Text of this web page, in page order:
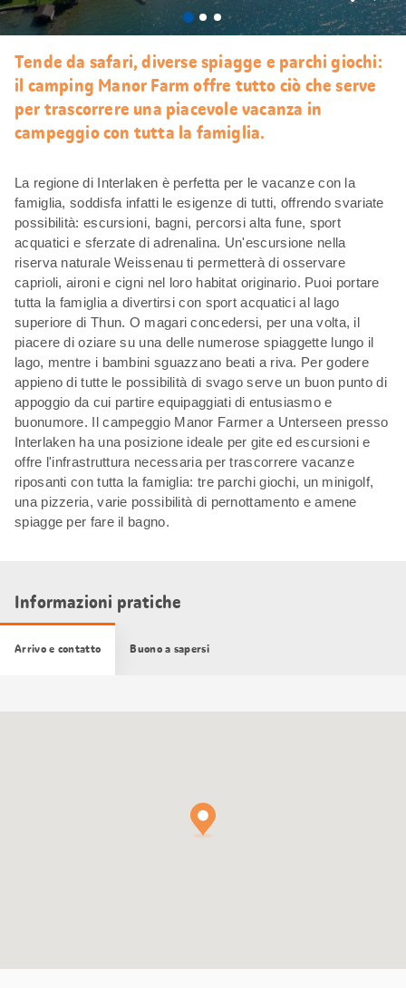
Mi
piace
Tende da safari, diverse spiagge e parchi giochi:
il camping Manor Farm offre tutto ciò che serve
per trascorrere una piacevole vacanza in
campeggio con tutta la famiglia.
La regione di Interlaken è perfetta per le vacanze con la
famiglia, soddisfa infatti le esigenze di tutti, offrendo svariate
possibilità: escursioni, bagni, percorsi alta fune, sport
acquatici e sferzate di adrenalina. Un'escursione nella
riserva naturale Weissenau ti permetterà di osservare
caprioli, aironi e cigni nel loro habitat originario. Puoi portare
tutta la famiglia a divertirsi con sport acquatici al lago
superiore di Thun. O magari concedersi, per una volta, il
piacere di oziare su una delle numerose spiaggette lungo il
lago, mentre i bambini sguazzano beati a riva. Per godere
appieno di tutte le possibilità di svago serve un buon punto di
appoggio da cui partire equipaggiati di entusiasmo e
buonumore. Il campeggio Manor Farmer a Unterseen presso
Interlaken ha una posizione ideale per gite ed escursioni e
offre l'infrastruttura necessaria per trascorrere vacanze
riposanti con tutta la famiglia: tre parchi giochi, un minigolf,
una pizzeria, varie possibilità di pernottamento e amene
spiagge per fare il bagno.
Informazioni pratiche
Arrivo e contatto Buono a sapersi